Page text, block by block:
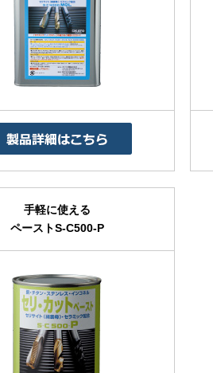
手軽に使える
ペーストS-C500-P